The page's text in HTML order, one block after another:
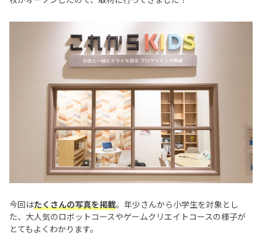
今回はたくさんの写真を掲載。年少さんから小学生を対象とし
た、大人気のロボットコースやゲームクリエイトコースの様子が
とてもよくわかります。